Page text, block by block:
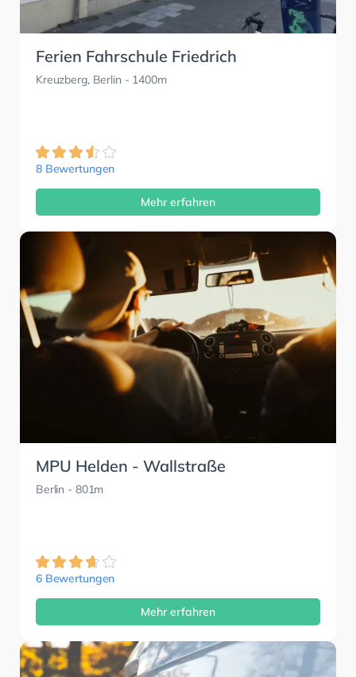
Ferien Fahrschule Friedrich
Kreuzberg, Berlin - 1400m
8 Bewertungen
Mehr erfahren
MPU Helden - Wallstraße
Berlin - 801m
6 Bewertungen
Mehr erfahren